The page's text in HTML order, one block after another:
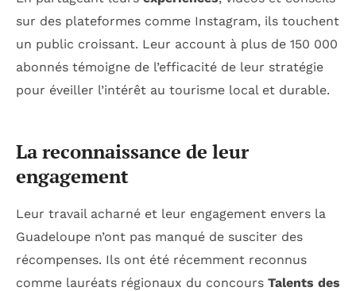
sur des plateformes comme Instagram, ils touchent
un public croissant. Leur account à plus de 150 000
abonnés témoigne de l’efficacité de leur stratégie
pour éveiller l’intérêt au tourisme local et durable.
La reconnaissance de leur
engagement
Leur travail acharné et leur engagement envers la
Guadeloupe n’ont pas manqué de susciter des
récompenses. Ils ont été récemment reconnus
comme lauréats régionaux du concours Talents des